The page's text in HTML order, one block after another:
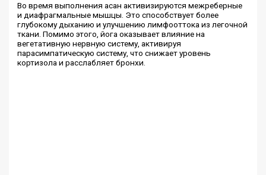
Во время выполнения асан активизируются межреберные
и диафрагмальные мышцы. Это способствует более
глубокому дыханию и улучшению лимфооттока из легочной
ткани. Помимо этого, йога оказывает влияние на
вегетативную нервную систему, активируя
парасимпатическую систему, что снижает уровень
кортизола и расслабляет бронхи.